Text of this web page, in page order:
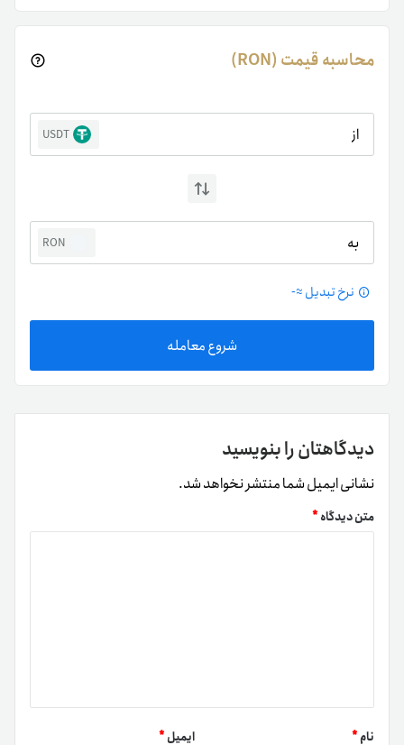
محاسبه قیمت (RON)
از USDT
به RON
نرخ تبدیل ≈-
شروع معامله
دیدگاهتان را بنویسید
نشانی ایمیل شما منتشر نخواهد شد.
متن دیدگاه*
نام* ایمیل*